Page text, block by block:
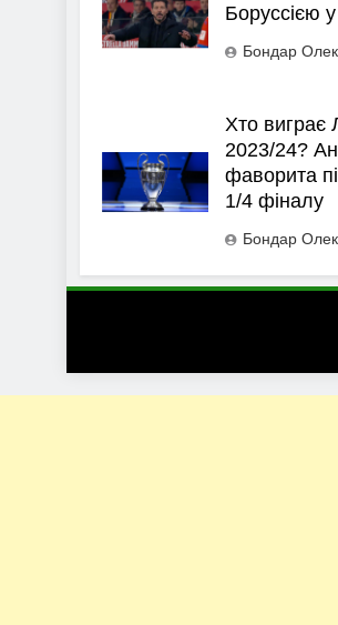
Боруссією у
Бондар
Хто виграє
2023/24?
фаворита
1/4 фіналу
Бондар